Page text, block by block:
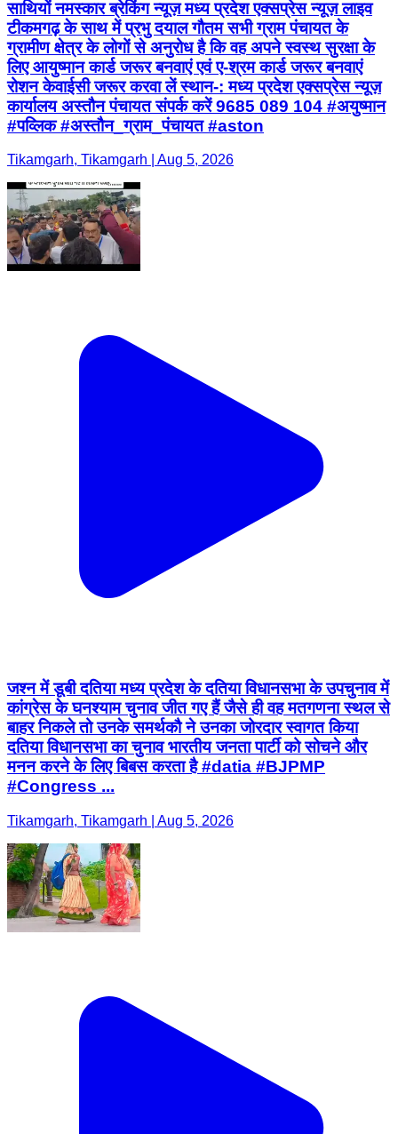
साथियों नमस्कार ब्रेकिंग न्यूज़ मध्य प्रदेश एक्सप्रेस न्यूज़ लाइव
टीकमगढ़ के साथ में प्रभु दयाल गौतम सभी ग्राम पंचायत के
ग्रामीण क्षेत्र के लोगों से अनुरोध है कि वह अपने स्वस्थ सुरक्षा के
लिए आयुष्मान कार्ड जरूर बनवाएं एवं ए-श्रम कार्ड जरूर बनवाएं
रोशन केवाईसी जरूर करवा लें स्थान-: मध्य प्रदेश एक्सप्रेस न्यूज़
कार्यालय अस्तौन पंचायत संपर्क करें 9685 089 104 #अयुष्मान
#पव्लिक #अस्तौन_ग्राम_पंचायत #aston
Tikamgarh, Tikamgarh | Aug 5, 2026
जश्न में डूबी दतिया मध्य प्रदेश के दतिया विधानसभा के उपचुनाव में
कांग्रेस के घनश्याम चुनाव जीत गए हैं जैसे ही वह मतगणना स्थल से
बाहर निकले तो उनके समर्थकौ ने उनका जोरदार स्वागत किया
दतिया विधानसभा का चुनाव भारतीय जनता पार्टी को सोचने और
मनन करने के लिए बिबस करता है #datia #BJPMP
#Congress ...
Tikamgarh, Tikamgarh | Aug 5, 2026